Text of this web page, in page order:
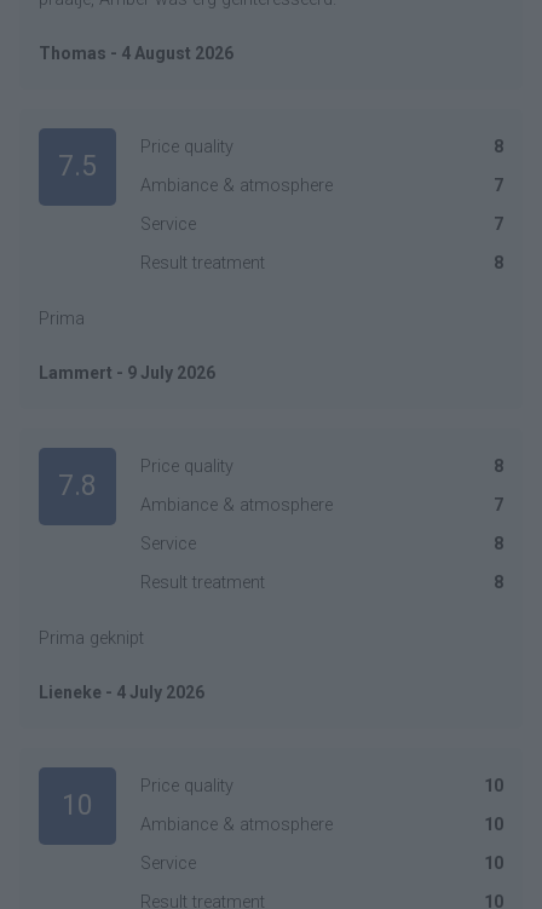
Thomas - 4 August 2026
7.5
Price quality
8
Ambiance & atmosphere
7
Service
7
Result treatment
8
Prima
Lammert - 9 July 2026
7.8
Price quality
8
Ambiance & atmosphere
7
Service
8
Result treatment
8
Prima geknipt
Lieneke - 4 July 2026
10
Price quality
10
Ambiance & atmosphere
10
Service
10
Result treatment
10